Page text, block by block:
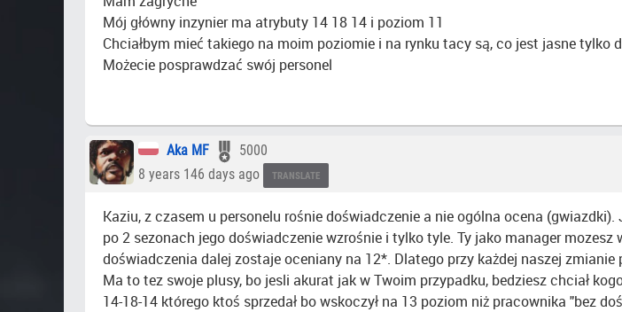
Mój główny inzynier ma atrybuty 14 18 14 i poziom 11
Chciałbym mieć takiego na moim poziomie i na rynku tacy są, co jest jasne
Możecie posprawdzać swój personel
Aka MF
5000
8 years 146 days ago
TRANSLATE
Kaziu, z czasem u personelu rośnie doświadczenie a nie ogólna ocena
po 2 sezonach jego doświadczenie wzrośnie i tylko tyle. Ty jako manager
doświadczenia dalej zostaje oceniany na 12*. Dlatego przy każdej naszej zmianie
Ma to tez swoje plusy, bo jesli akurat jak w Twoim przypadku, bedziesz chciał
14-18-14 którego ktoś sprzedał bo wskoczył na 13 poziom niż pracownika "bez